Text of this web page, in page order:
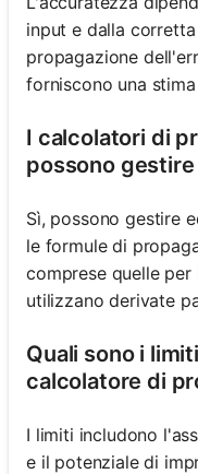
input e dalla
propagazione
forniscono una
I calcolatori di
possono
Sì, possono gestire
le formule di
comprese quelle
utilizzano derivate
Quali sono i
calcolatore di
I limiti includono
e il potenziale di